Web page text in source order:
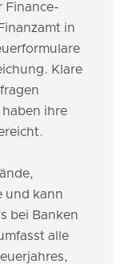
Finance-
in
Klare
ihre
und kann
bei Banken
alle